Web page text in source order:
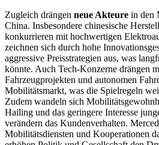
Zugleich drängen neue Akteure in den
China. Insbesondere chinesische
konkurrieren mit hochwertigen
zeichnen sich durch hohe
aggressive Preisstrategien aus, was
könnte. Auch Tech-Konzerne drängen
Fahrzeugprojekten und autonomen
Mobilitätsmarkt, was die Spielregeln
Zudem wandeln sich
Hailing und das geringere Interesse
verändern das Kundenverhalten.
Mobilitätsdiensten und Kooperationen